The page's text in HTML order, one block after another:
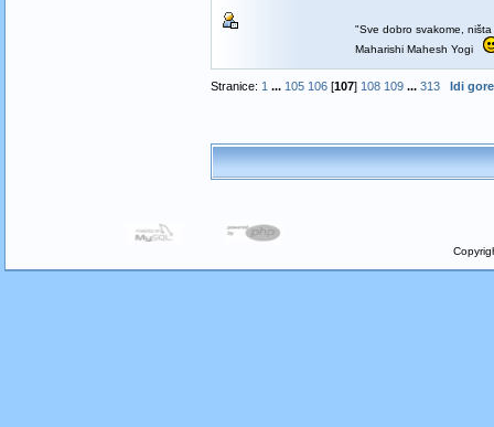
"Sve dobro svakome,
Maharishi Mahesh Yogi
Stranice: 1 ... 105 106[107] 108 109 ... 313 Idi gore